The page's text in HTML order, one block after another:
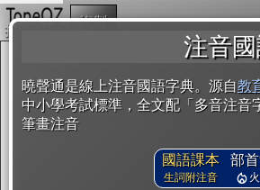
注音
曉聲通是線上注音國語字典。源自教
中小學考試標準，全文配「多音注
筆畫注音
國語課本
生詞附注音
部
火
複製